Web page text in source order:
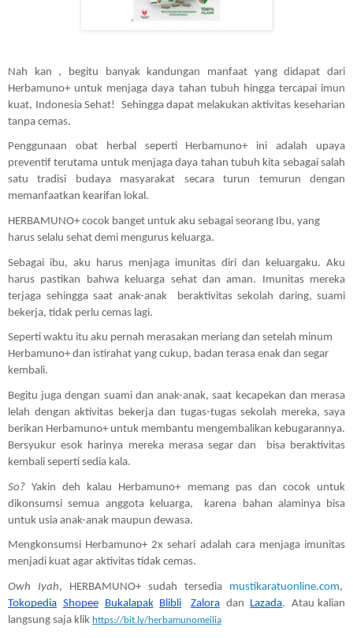
Nah kan , begitu banyak kandungan manfaat yang didapat dari
Herbamuno+ untuk menjaga daya tahan tubuh hingga tercapai imun
kuat, Indonesia Sehat!  Sehingga dapat melakukan aktivitas keseharian
tanpa cemas.
Penggunaan obat herbal seperti Herbamuno+ ini adalah upaya
preventif terutama untuk menjaga daya tahan tubuh kita sebagai salah
satu tradisi budaya masyarakat secara turun temurun dengan
memanfaatkan kearifan lokal.
HERBAMUNO+ cocok banget untuk aku sebagai seorang Ibu, yang
harus selalu sehat demi mengurus keluarga.
Sebagai ibu, aku harus menjaga imunitas diri dan keluargaku. Aku
harus pastikan bahwa keluarga sehat dan aman. Imunitas mereka
terjaga sehingga saat anak-anak  beraktivitas sekolah daring, suami
bekerja, tidak perlu cemas lagi.
Seperti waktu itu aku pernah merasakan meriang dan setelah minum
Herbamuno+ dan istirahat yang cukup, badan terasa enak dan segar
kembali.
Begitu juga dengan suami dan anak-anak, saat kecapekan dan merasa
lelah dengan aktivitas bekerja dan tugas-tugas sekolah mereka, saya
berikan Herbamuno+ untuk membantu mengembalikan kebugarannya.
Bersyukur esok harinya mereka merasa segar dan  bisa beraktivitas
kembali seperti sedia kala.
So? Yakin deh kalau Herbamuno+ memang pas dan cocok untuk
dikonsumsi semua anggota keluarga,  karena bahan alaminya bisa
untuk usia anak-anak maupun dewasa.
Mengkonsumsi Herbamuno+ 2x sehari adalah cara menjaga imunitas
menjadi kuat agar aktivitas tidak cemas.
Owh Iyah, HERBAMUNO+ sudah tersedia mustikaratuonline.com
Tokopedia Shopee Bukalapak Blibli Zalora dan Lazada.  Atau kalian
langsung saja klik https://bit.ly/herbamunomeilia